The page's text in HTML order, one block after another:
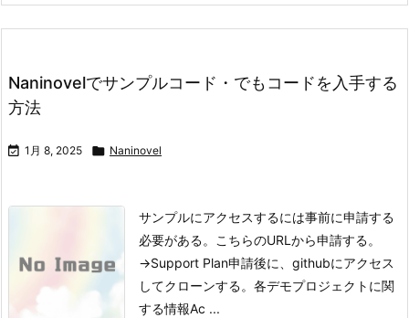
Naninovelでサンプルコード・でもコードを入手する
方法
 1月 8, 2025  Naninovel
サンプルにアクセスするには事前に申請する
必要がある。
こちらのURLから申請する。
→Support Plan申請後に、githubにアクセス
してクローンする。 各デモプロジェクトに関
する情報Ac ...